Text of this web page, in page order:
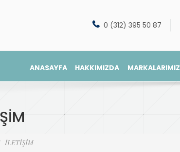
0 (312) 395 50 87
ANASAYFA HAKKIMIZDA MARKALARIMIZ
İLETİŞİM